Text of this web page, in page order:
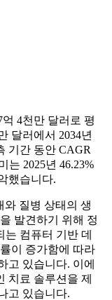
4천만 달러로 평
달러에서 2034년
기간 동안 CAGR
는 2025년 46.23%
했습니다.
와 질병 상태의 생
발견하기 위해 정
는 컴퓨터 기반 데
이 증가함에 따라
고 있습니다. 이에
치료 솔루션을 제
고 있습니다.